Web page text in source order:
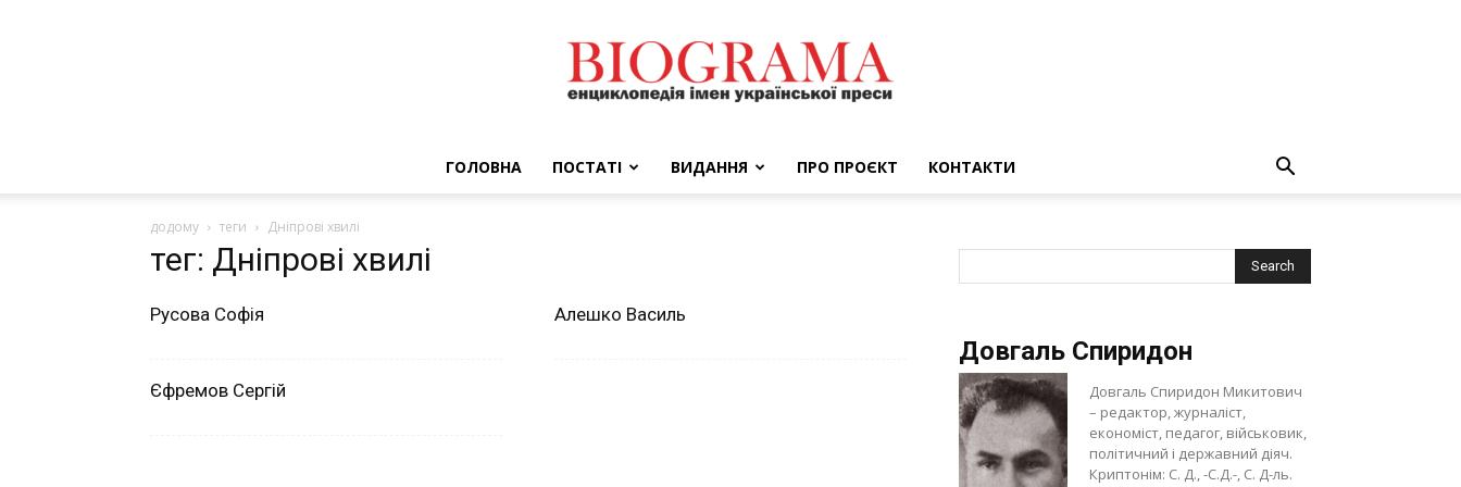
BIOGRAMA
ГОЛОВНА ПОСТАТІ ВИДАННЯ ПРО ПРОЄКТ КОНТАКТИ
додому теги Дніпрові хвилі
тег: Дніпрові хвилі
Русова Софія Алешко Василь
Єфремов Сергій
Довгаль Спиридон
Довгаль Спиридон Микитович
– редактор, журналіст,
економіст, педагог, військовик,
політичний і державний діяч.
Криптонім: С. Д., -С.Д.-, С. Д-ль.